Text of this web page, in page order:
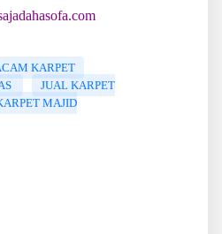
KARPET
JUAL KARPET
MAJID